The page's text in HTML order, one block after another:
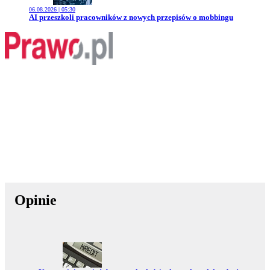
06.08.2026 | 05:30
Przejdź do artykułu:
AI przeszkoli pracowników z nowych przepisów o mobbingu
Opinie